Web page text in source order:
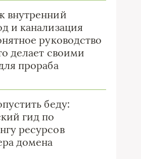
внутренний
и канализация
руководство
делает своими
прораба
беду:
гид по
ресурсов
домена